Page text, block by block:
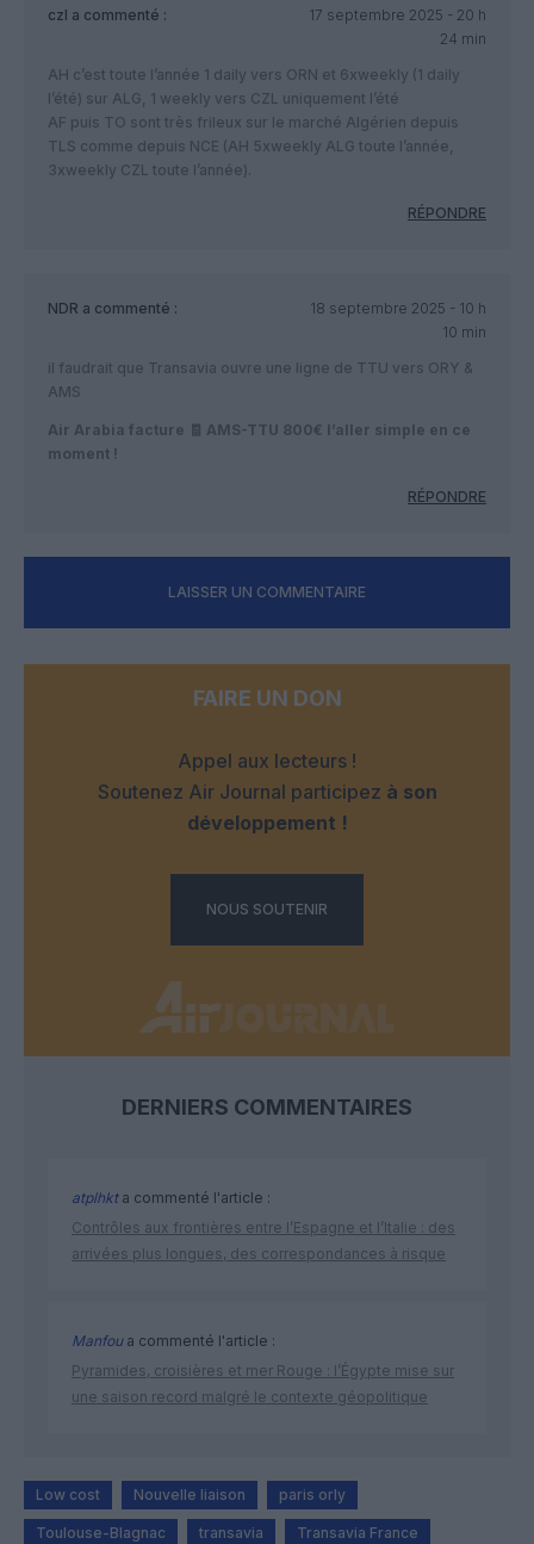
czl a commenté :
17 septembre 2025 - 20 h
24 min
AH c’est toute l’année 1 daily vers ORN et 6xweekly (1 daily
l’été) sur ALG, 1 weekly vers CZL uniquement l’été
AF puis TO sont très frileux sur le marché Algérien depuis
TLS comme depuis NCE (AH 5xweekly ALG toute l’année,
3xweekly CZL toute l’année).
RÉPONDRE
NDR a commenté :
18 septembre 2025 - 10 h
10 min
il faudrait que Transavia ouvre une ligne de TTU vers ORY &
AMS
Air Arabia facture 🧾 AMS-TTU 800€ l’aller simple en ce
moment !
RÉPONDRE
LAISSER UN COMMENTAIRE
FAIRE UN DON
Appel aux lecteurs !
Soutenez Air Journal participez à son
développement !
NOUS SOUTENIR
DERNIERS COMMENTAIRES
atplhkta commenté l'article :
Contrôles aux frontières entre l’Espagne et l’Italie : des
arrivées plus longues, des correspondances à risque
Manfoua commenté l'article :
Pyramides, croisières et mer Rouge : l’Égypte mise sur
une saison record malgré le contexte géopolitique
Low cost Nouvelle liaison paris orly
Toulouse-Blagnac transavia Transavia France